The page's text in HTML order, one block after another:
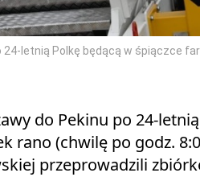
letnią Polkę będącą w śpiączce
do Pekinu po 24-
rano (chwilę po godz.
przeprowadzili